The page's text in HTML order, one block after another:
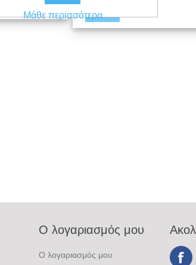
Ο λογαριασμός μου
Ο λογαριασμός μου
Μάθε περισσότερα